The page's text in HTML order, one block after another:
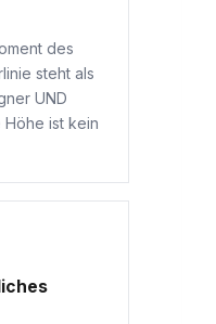
des
steht als
UND
ist kein